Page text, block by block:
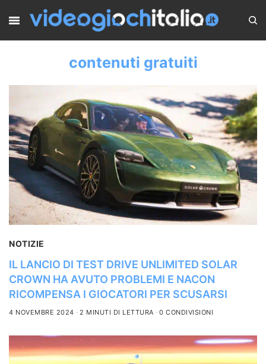
contenuti gratuiti
NOTIZIE
IL LANCIO DI TEST DRIVE UNLIMITED SOLAR
CROWN HA AVUTO PROBLEMI E NACON
RICOMPENSA I GIOCATORI PER SCUSARSI
4 NOVEMBRE 2024 2 MINUTI DI LETTURA 0 CONDIVISIONI